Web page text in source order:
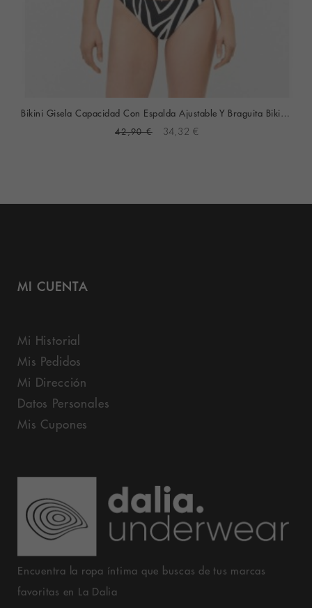
Bikini Gisela Capacidad Con Espalda Ajustable Y Braguita Bikini (Animal Print)
42,90 € 34,32 €
MI CUENTA
Mi Historial
Mis Pedidos
Mi Dirección
Datos Personales
Mis Cupones
Encuentra la ropa íntima que buscas de tus marcas
favoritas en La Dalia